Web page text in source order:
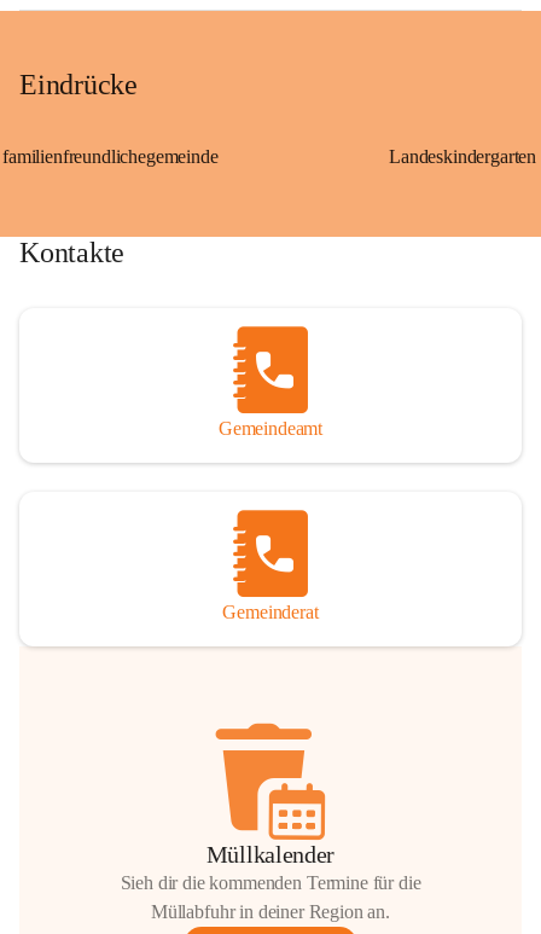
Eindrücke
familienfreundlichegemeinde
Kontakte
Gemeindeamt
Gemeinderat
Müllkalender
Sieh dir die kommenden Termine für die
Müllabfuhr in deiner Region an.